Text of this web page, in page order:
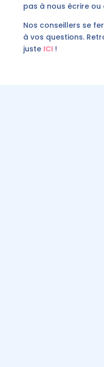
pas à nous écrire ou
Nos conseillers se
à vos questions.
juste ICI!